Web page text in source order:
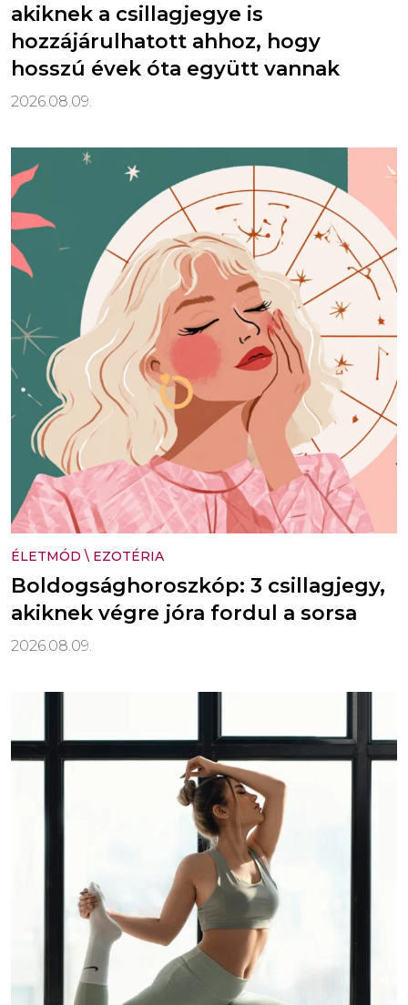
akiknek a csillagjegye is
hozzájárulhatott ahhoz, hogy
hosszú évek óta együtt vannak
2026.08.09.
ÉLETMÓD \ EZOTÉRIA
Boldogsághoroszkóp: 3 csillagjegy,
akiknek végre jóra fordul a sorsa
2026.08.09.